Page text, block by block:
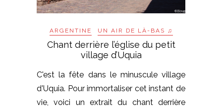
ARGENTINE UN AIR DE LÀ-BAS ♫
Chant derrière l’église du petit
village d’Uquia
C'est la fête dans le minuscule village
d'Uquia. Pour immortaliser cet instant de
vie, voici un extrait du chant derrière